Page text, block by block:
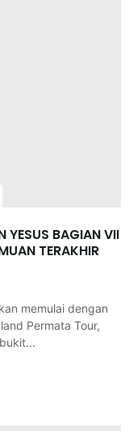
YESUS BAGIAN VII
TERAKHIR
memulai dengan
Permata Tour,